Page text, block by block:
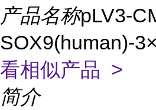
产品名称pLV3-
SOX9(human)-
看相似产品 >
简介